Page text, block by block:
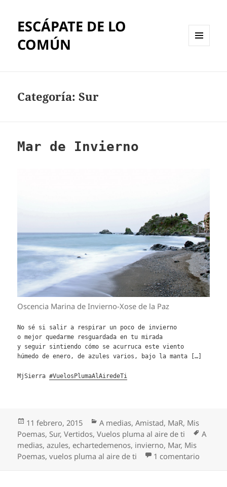
ESCÁPATE DE LO
COMÚN
Categoría:Sur
Mar de Invierno
Oscencia Marina de Invierno-Xose de la Paz
No sé si salir a respirar un poco de invierno
o mejor quedarme resguardada en tu mirada
y seguir sintiendo cómo se acurruca este viento
húmedo de enero, de azules varios, bajo la manta […]
MjSierra‪#‎VuelosPlumaAlAiredeTi‬
Publicado
el
11 febrero, 2015 Categorías
A medias,Amistad, MaR, Mis
Poemas, Sur,Vertidos,Vuelos pluma al aire de ti
A
medias,azules, echartedemenos, invierno, Mar, Mis
Poemas,vuelos pluma al aire de ti 1 comentario